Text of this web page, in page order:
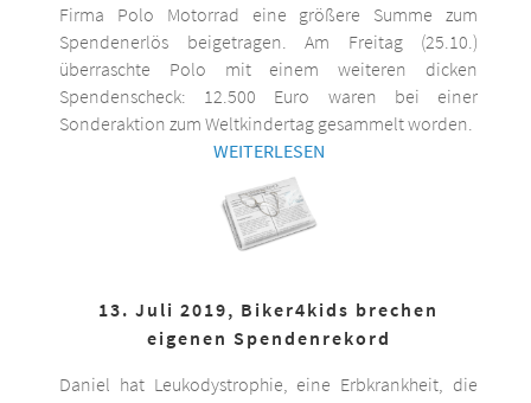
Firma Polo Motorrad eine größere Summe zum
Spendenerlös beigetragen. Am Freitag (25.10.)
überraschte Polo mit einem weiteren dicken
Spendenscheck: 12.500 Euro waren bei einer
Sonderaktion zum Weltkindertag gesammelt worden.
WEITERLESEN
13. Juli 2019, Biker4kids brechen
eigenen Spendenrekord
Daniel hat Leukodystrophie, eine Erbkrankheit, die